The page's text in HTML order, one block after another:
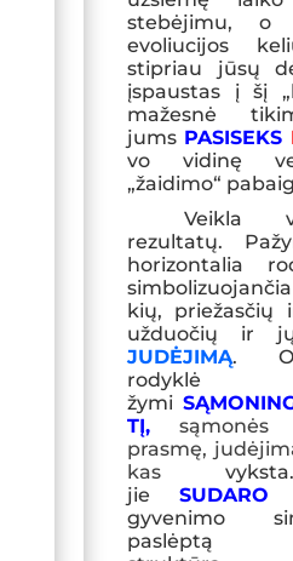
stebėjimu, o
evoliucijos
stipriau jūsų
įspaustas į šį
mažesnė
jums PASISEKS
vo vidinę
„žaidimo“
Veikla
rezultatų.
horizontalia
simbolizuojančia
kių, priežasčių
užduočių ir
JUDĖJIMĄ. O
žymi
TĮ,sąmonės
prasmę,
kas
jie SUDARO
gyvenimo